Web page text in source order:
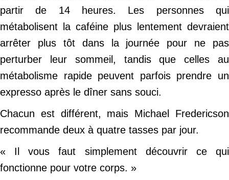
partir de 14 heures. Les personnes qui
métabolisent la caféine plus lentement devraient
arrêter plus tôt dans la journée pour ne pas
perturber leur sommeil, tandis que celles au
métabolisme rapide peuvent parfois prendre un
expresso après le dîner sans souci.
Chacun est différent, mais Michael Fredericson
recommande deux à quatre tasses par jour.
« Il vous faut simplement découvrir ce qui
fonctionne pour votre corps. »